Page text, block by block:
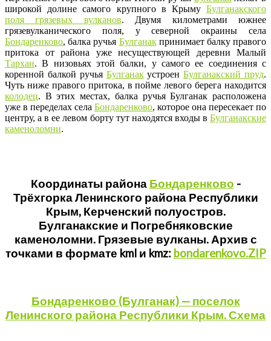
широкой долине самого крупного в Крыму Булганакского
поля грязевых вулканов. Двумя километрами южнее
грязевулканического поля, у северной окраины села
Бондаренково, балка ручья Булганакпринимает балку правого
притока от района уже несуществующей деревни Малый
Тархан. В низовьях этой балки, у самого ее соединения с
коренной балкой ручья БулганакустроенБулганакский пруд.
Чуть ниже правого притока, в пойме левого берега находится
колодец. В этих местах, балка ручья Булганак расположена
уже в переделах села Бондаренково, которое она пересекает по
центру, а в ее левом борту тут находятся входы в Булганакские
каменоломни.
Координаты района Бондаренково -
Трёхгорка Ленинского района Республики
Крым, Керченский полуостров.
Булганакские и Погребняковские
каменоломни. Грязевые вулканы. Архив с
точками в формате kml и kmz: bondarenkovo.ZIP
Бондаренково (Булганак) — поселок
Ленинского района Республики Крым. Схема